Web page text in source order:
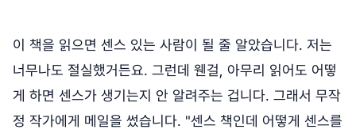
이 책을 읽으면 센스 있는 사람이 될 줄 알았습니다. 저는
너무나도 절실했거든요. 그런데 웬걸, 아무리 읽어도 어떻
게 하면 센스가 생기는지 안 알려주는 겁니다. 그래서 무작
정 작가에게 메일을 썼습니다. "센스 책인데 어떻게 센스를